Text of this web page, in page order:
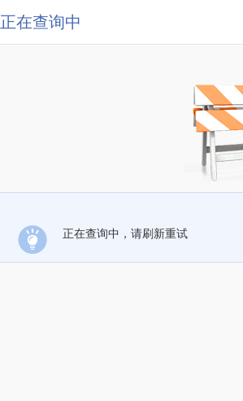
正在查询中
正在查询中，请刷新重试